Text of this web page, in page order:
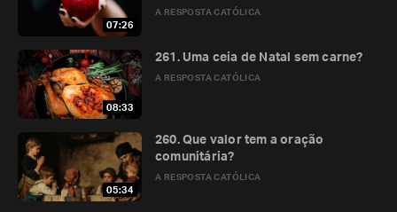
07:26
A RESPOSTA CATÓLICA
08:33
A RESPOSTA CATÓLICA
261. Uma ceia de Natal sem carne?
05:34
A RESPOSTA CATÓLICA
260. Que valor tem a oração
comunitária?